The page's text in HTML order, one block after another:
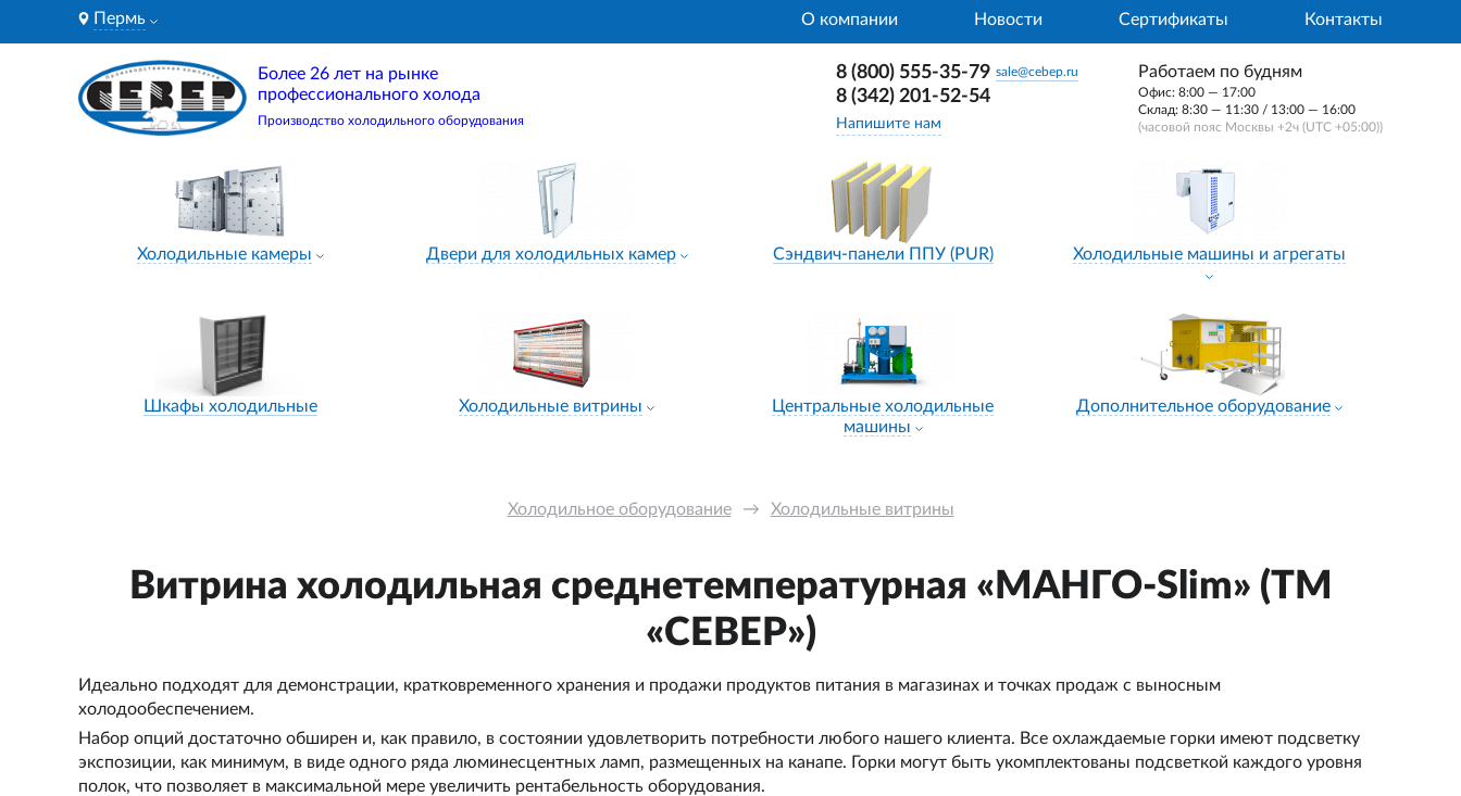
Пермь О компании Новости Сертификаты Контакты
Более 26 лет на рынке
профессионального холода
Производство холодильного оборудования
8 (800) 555-35-79 sale@cebep.ru
8 (342) 201-52-54
Напишите нам
Работаем по будням
Офис: 8:00 — 17:00
Склад: 8:30 — 11:30 / 13:00 — 16:00
(часовой пояс Москвы +2ч (UTC +05:00))
Холодильные камеры Двери для холодильных камер Сэндвич-панели ППУ (PUR) Холодильные машины и агрегаты
Шкафы холодильные Холодильные витрины
Центральные холодильные
машины
Дополнительное оборудование
Холодильное оборудование → Холодильные витрины
Витрина холодильная среднетемпературная «МАНГО-Slim» (ТМ
«СЕВЕР»)
Идеально подходят для демонстрации, кратковременного хранения и продажи продуктов питания в магазинах и точках продаж с выносным
холодообеспечением.
Набор опций достаточно обширен и, как правило, в состоянии удовлетворить потребности любого нашего клиента. Все охлаждаемые горки имеют подсветку
экспозиции, как минимум, в виде одного ряда люминесцентных ламп, размещенных на канапе. Горки могут быть укомплектованы подсветкой каждого уровня
полок, что позволяет в максимальной мере увеличить рентабельность оборудования.